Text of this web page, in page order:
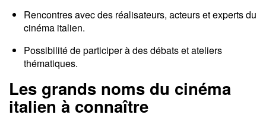
Rencontres avec des réalisateurs, acteurs et experts du
cinéma italien.
Possibilité de participer à des débats et ateliers
thématiques.
Les grands noms du cinéma
italien à connaître